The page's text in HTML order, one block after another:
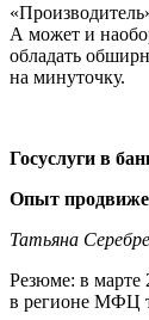
А может и
обладать
на минуточку.
Госуслуги в
Опыт
Татьяна
Резюме: в марте
в регионе МФЦ